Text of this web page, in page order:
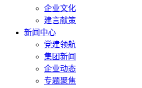
企业文化
建言献策
新闻中心
党建领航
集团新闻
企业动态
专题聚焦